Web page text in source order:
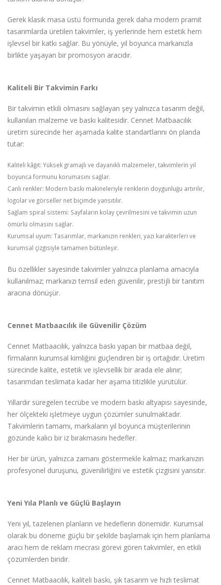
Gerek klasik masa üstü formunda gerek daha modern pramit
tasarımlarda üretilen takvimler, iş yerlerinde hem estetik hem
işlevsel bir katkı sağlar. Bu yönüyle, yıl boyunca markanızla
birlikte yaşayan bir promosyon aracıdır.
Kaliteli Bir Takvimin Farkı
Bir takvimin etkili olmasını sağlayan şey yalnızca tasarım değil,
kullanılan malzeme ve baskı kalitesidir. Cennet Matbaacılık
üretim sürecinde her aşamada kalite standartlarını ön planda
tutar:
Kaliteli kâğıt: Yüksek gramajlı ve dayanıklı malzemeler, takvimlerin yıl
boyunca formunu korumasını sağlar.
Canlı renkler: Modern baskı makineleriyle renklerin doygunluğu artırılır,
logolar ve görseller net biçimde yansıtılır.
Sağlam spiral sistemi: Sayfaların kolay çevrilmesini ve takvimin uzun
ömürlü olmasını sağlar.
Kurumsal uyum: Tasarımlar, markanızın renkleri, yazı karakterleri ve
kurumsal çizgisiyle tamamen bütünleşir.
Bu özellikler sayesinde takvimler yalnızca planlama amacıyla
kullanılmaz; markanızı temsil eden güvenilir, prestijli bir tanıtım
aracına dönüşür.
Cennet Matbaacılık ile Güvenilir Çözüm
Cennet Matbaacılık, yalnızca baskı yapan bir matbaa değil,
firmaların kurumsal kimliğini güçlendiren bir iş ortağıdır. Üretim
sürecinde kalite, estetik ve işlevsellik bir arada ele alınır;
tasarımdan teslimata kadar her aşama titizlikle yürütülür.
Yıllardır süregelen tecrübe ve modern baskı altyapısı sayesinde,
her ölçekteki işletmeye uygun çözümler sunulmaktadır.
Takvimlerin tamamı, markaların yıl boyunca müşterilerinin
gözünde kalıcı bir iz bırakmasını hedefler.
Her bir ürün, yalnızca zamanı göstermekle kalmaz; markanızın
profesyonel duruşunu, güvenilirliğini ve estetik çizgisini yansıtır.
Yeni Yıla Planlı ve Güçlü Başlayın
Yeni yıl, tazelenen planların ve hedeflerin dönemidir. Kurumsal
olarak bu döneme güçlü bir şekilde başlamak için hem planlama
aracı hem de reklam mecrası görevi gören takvimler, en etkili
çözümlerden biridir.
Cennet Matbaacılık, kaliteli baskı, şık tasarım ve hızlı teslimat